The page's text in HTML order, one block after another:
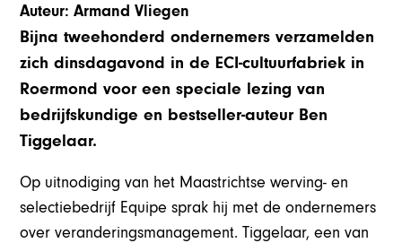
Auteur: Armand Vliegen
Bijna tweehonderd ondernemers verzamelden
zich dinsdagavond in de ECI-cultuurfabriek in
Roermond voor een speciale lezing van
bedrijfskundige en bestseller-auteur Ben
Tiggelaar.
Op uitnodiging van het Maastrichtse werving- en
selectiebedrijf Equipe sprak hij met de ondernemers
over veranderingsmanagement. Tiggelaar, een van